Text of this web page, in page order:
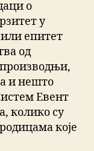
о
у
епитет
од
и нешто
Евент
колико су
које